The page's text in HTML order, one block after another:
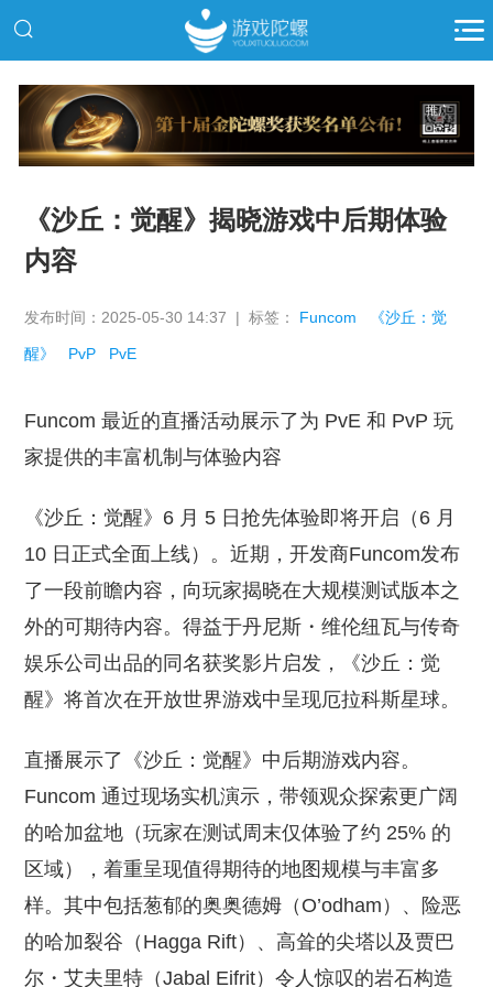
推广
《沙丘：觉醒》揭晓游戏中后期体验
内容
发布时间：2025-05-30 14:37 | 标签： Funcom 《沙丘：觉
醒》 PvP PvE
Funcom 最近的直播活动展示了为 PvE 和 PvP 玩
家提供的丰富机制与体验内容
《沙丘：觉醒》6 月 5 日抢先体验即将开启（6 月
10 日正式全面上线）。近期，开发商Funcom发布
了一段前瞻内容，向玩家揭晓在大规模测试版本之
外的可期待内容。得益于丹尼斯・维伦纽瓦与传奇
娱乐公司出品的同名获奖影片启发，《沙丘：觉
醒》将首次在开放世界游戏中呈现厄拉科斯星球。
直播展示了《沙丘：觉醒》中后期游戏内容。
Funcom 通过现场实机演示，带领观众探索更广阔
的哈加盆地（玩家在测试周末仅体验了约 25% 的
区域），着重呈现值得期待的地图规模与丰富多
样。其中包括葱郁的奥奥德姆（O’odham）、险恶
的哈加裂谷（Hagga Rift）、高耸的尖塔以及贾巴
尔・艾夫里特（Jabal Eifrit）令人惊叹的岩石构造